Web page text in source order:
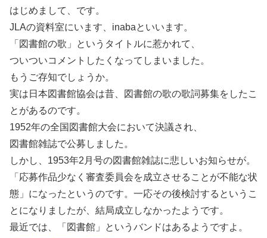
はじめまして、です。
JLAの資料室にいます、inabaといいます。
「図書館の歌」というタイトルに惹かれて、
ついついコメントしたくなってしまいました。
もうご存知でしょうか。
実は日本図書館協会は昔、図書館の歌の歌詞募集をしたこ
とがあるのです。
1952年の全国図書館大会において決議され、
図書館雑誌で公募しました。
しかし、1953年2月号の図書館雑誌に悲しいお知らせが。
「応募作品少なく審査委員会を成立させることが不能な状
態」になったというのです。一応その後検討するというこ
とになりましたが、結局成立しなかったようです。
最近では、「図書館」というバンドはあるようですよ。